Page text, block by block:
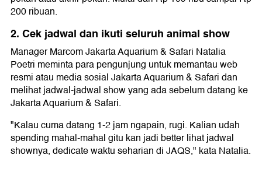
200 ribuan.
2. Cek jadwal dan ikuti seluruh animal show
Manager Marcom Jakarta Aquarium & Safari Natalia
Poetri meminta para pengunjung untuk memantau web
resmi atau media sosial Jakarta Aquarium & Safari dan
melihat jadwal-jadwal show yang ada sebelum datang ke
Jakarta Aquarium & Safari.
"Kalau cuma datang 1-2 jam ngapain, rugi. Kalian udah
spending mahal-mahal gitu kan jadi better lihat jadwal
shownya, dedicate waktu seharian di JAQS," kata Natalia.